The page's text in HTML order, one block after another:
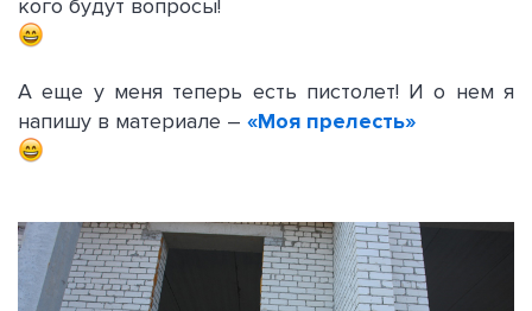
кого будут вопросы!
А еще у меня теперь есть пистолет! И о нем я
напишу в материале – «Моя прелесть»